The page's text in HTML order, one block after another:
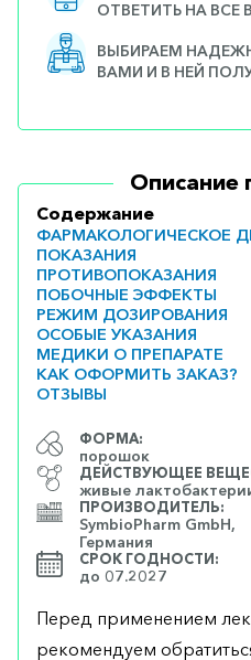
ОТВЕТИТЬ НА
ВЫБИРАЕМ
ВАМИ И В НЕЙ
Описание
Содержание
ФАРМАКОЛОГИЧЕСКОЕ
ПОКАЗАНИЯ
ПРОТИВОПОКАЗАНИЯ
ПОБОЧНЫЕ ЭФФЕКТЫ
РЕЖИМ ДОЗИРОВАНИЯ
ОСОБЫЕ УКАЗАНИЯ
МЕДИКИ О ПРЕПАРАТЕ
КАК ОФОРМИТЬ ЗАКАЗ?
ОТЗЫВЫ
ФОРМА:
порошок
ДЕЙСТВУЮЩЕЕ
живые
ПРОИЗВОДИТЕЛЬ:
SymbioPharm GmbH,
Германия
СРОК ГОДНОСТИ:
до 07.2027
Перед применением
рекомендуем